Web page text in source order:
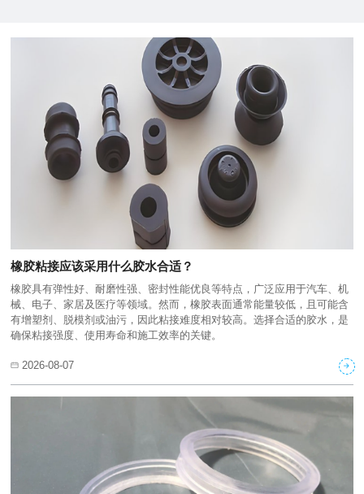
橡胶粘接应该采用什么胶水合适？
橡胶具有弹性好、耐磨性强、密封性能优良等特点，广泛应用于汽车、机
械、电子、家居及医疗等领域。然而，橡胶表面通常能量较低，且可能含
有增塑剂、脱模剂或油污，因此粘接难度相对较高。选择合适的胶水，是
确保粘接强度、使用寿命和施工效率的关键。
2026-08-07